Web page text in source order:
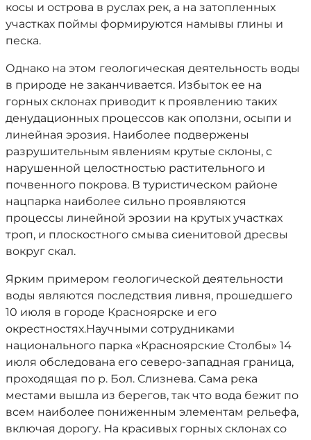
косы и острова в руслах рек, а на затопленных
участках поймы формируются намывы глины и
песка.
Однако на этом геологическая деятельность воды
в природе не заканчивается. Избыток ее на
горных склонах приводит к проявлению таких
денудационных процессов как оползни, осыпи и
линейная эрозия. Наиболее подвержены
разрушительным явлениям крутые склоны, с
нарушенной целостностью растительного и
почвенного покрова. В туристическом районе
нацпарка наиболее сильно проявляются
процессы линейной эрозии на крутых участках
троп, и плоскостного смыва сиенитовой дресвы
вокруг скал.
Ярким примером геологической деятельности
воды являются последствия ливня, прошедшего
10 июля в городе Красноярске и его
окрестностях.Научными сотрудниками
национального парка «Красноярские Столбы» 14
июля обследована его северо-западная граница,
проходящая по р. Бол. Слизнева. Сама река
местами вышла из берегов, так что вода бежит по
всем наиболее пониженным элементам рельефа,
включая дорогу. На красивых горных склонах со